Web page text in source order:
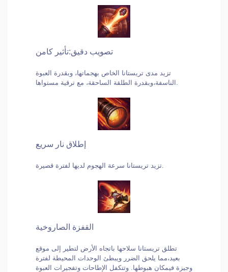
تصويب دقيق:تأثير كامن
تزيد مدى تريستانا الخاص بهجماتها، وبقدرة العبوة
الناسفة،وبقدرة الطلقة الساحقة، مع ترقية مستواها.
إطلاق نار سريع
تزيد تريستانا سرعة الهجوم لديها لفترة قصيرة.
القفزة الصاروخية
تطلق تريستانا سلاحها باتجاه الأرض لتطير إلى موقع
بعيد،مما يلحق الضرر ويبطئ الوحدات المحيطة لفترة
وجيزة فيمكان هبوطها. وتتكفل الإطاحات وتفجيرات العبوة